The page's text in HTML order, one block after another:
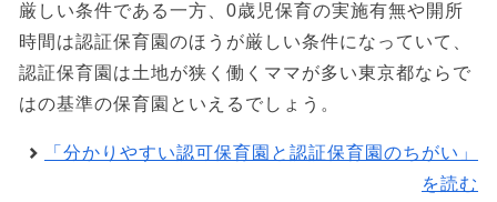
厳しい条件である一方、0歳児保育の実施有無や開所
時間は認証保育園のほうが厳しい条件になっていて、
認証保育園は土地が狭く働くママが多い東京都ならで
はの基準の保育園といえるでしょう。
「分かりやすい認可保育園と認証保育園のちがい」
を読む